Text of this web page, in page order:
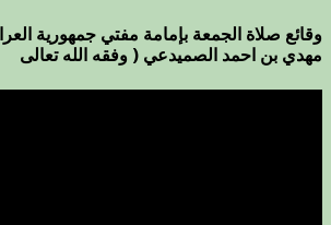
وقائع صلاة الجمعة بإمامة مفتي جمهورية
مهدي بن احمد الصميدعي ( وفقه الله تعالى